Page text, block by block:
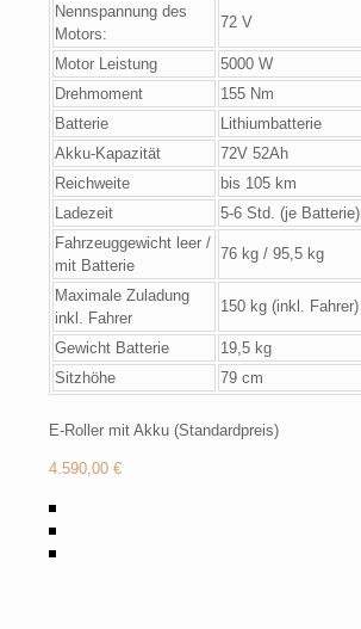
Nennspannung des
Motors:
72 V
Motor Leistung
5000 W
Drehmoment
155 Nm
Batterie
Lithiumbatterie
Akku-Kapazität
72V 52Ah
Reichweite
bis 105 km
Ladezeit
5-6 Std. (je Batterie)
Fahrzeuggewicht leer /
mit Batterie
76 kg / 95,5 kg
Maximale Zuladung
inkl. Fahrer
150 kg (inkl. Fahrer)
Gewicht Batterie
19,5 kg
Sitzhöhe
79 cm
E-Roller mit Akku (Standardpreis)
4.590,00 €